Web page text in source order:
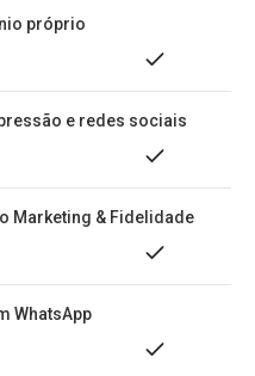
próprio
e redes sociais
Marketing & Fidelidade
WhatsApp